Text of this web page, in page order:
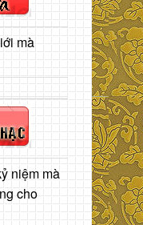
mà
niệm mà
cho